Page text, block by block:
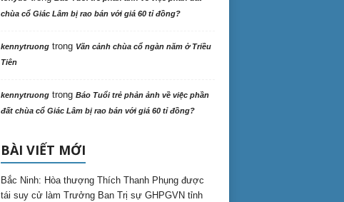
chùa cổ Giác Lâm bị rao bán với giá 60 tỉ đồng?
kennytruongtrong Vãn cảnh chùa cổ ngàn năm ở Triều
Tiên
kennytruongtrong Báo Tuổi trẻ phản ảnh về việc phần
đất chùa cổ Giác Lâm bị rao bán với giá 60 tỉ đồng?
BÀI VIẾT MỚI
Bắc Ninh: Hòa thượng Thích Thanh Phụng được
tái suy cử làm Trưởng Ban Trị sự GHPGVN tỉnh